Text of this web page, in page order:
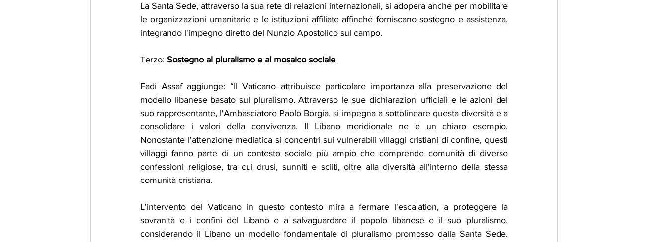
La Santa Sede, attraverso la sua rete di relazioni internazionali, si adopera anche per mobilitare
le organizzazioni umanitarie e le istituzioni affiliate affinché forniscano sostegno e assistenza,
integrando l'impegno diretto del Nunzio Apostolico sul campo.
Terzo: Sostegno al pluralismo e al mosaico sociale
Fadi Assaf aggiunge: “Il Vaticano attribuisce particolare importanza alla preservazione del
modello libanese basato sul pluralismo. Attraverso le sue dichiarazioni ufficiali e le azioni del
suo rappresentante, l'Ambasciatore Paolo Borgia, si impegna a sottolineare questa diversità e a
consolidare i valori della convivenza. Il Libano meridionale ne è un chiaro esempio.
Nonostante l'attenzione mediatica si concentri sui vulnerabili villaggi cristiani di confine, questi
villaggi fanno parte di un contesto sociale più ampio che comprende comunità di diverse
confessioni religiose, tra cui drusi, sunniti e sciiti, oltre alla diversità all'interno della stessa
comunità cristiana.
L'intervento del Vaticano in questo contesto mira a fermare l'escalation, a proteggere la
sovranità e i confini del Libano e a salvaguardare il popolo libanese e il suo pluralismo,
considerando il Libano un modello fondamentale di pluralismo promosso dalla Santa Sede.